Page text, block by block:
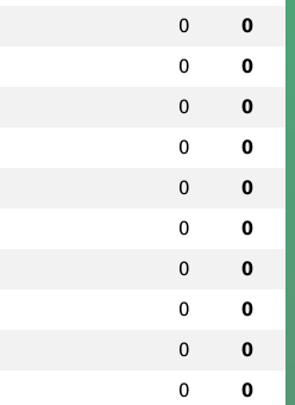
0 0
0 0
0 0
0 0
0 0
0 0
0 0
0 0
0 0
0 0